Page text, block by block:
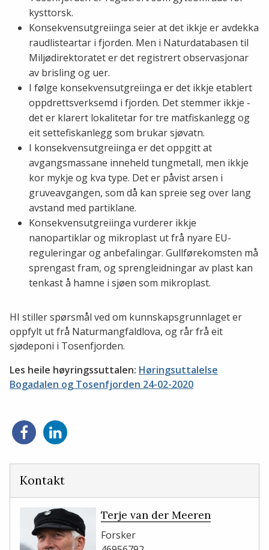
kysttorsk.
Konsekvensutgreiinga seier at det ikkje er avdekka
raudlisteartar i fjorden. Men i Naturdatabasen til
Miljødirektoratet er det registrert observasjonar
av brisling og uer.
I følge konsekvensutgreiinga er det ikkje etablert
oppdrettsverksemd i fjorden. Det stemmer ikkje -
det er klarert lokalitetar for tre matfiskanlegg og
eit settefiskanlegg som brukar sjøvatn.
I konsekvensutgreiinga er det oppgitt at
avgangsmassane inneheld tungmetall, men ikkje
kor mykje og kva type. Det er påvist arsen i
gruveavgangen, som då kan spreie seg over lang
avstand med partiklane.
Konsekvensutgreiinga vurderer ikkje
nanopartiklar og mikroplast ut frå nyare EU-
reguleringar og anbefalingar. Gullførekomsten må
sprengast fram, og sprengleidningar av plast kan
tenkast å hamne i sjøen som mikroplast.
HI stiller spørsmål ved om kunnskapsgrunnlaget er
oppfylt ut frå Naturmangfaldlova, og rår frå eit
sjødeponi i Tosenfjorden.
Les heile høyringssuttalen: Høringsuttalelse
Bogadalen og Tosenfjorden 24-02-2020
Del
på
Del
på
Kontakt
Terje van der Meeren
Forsker